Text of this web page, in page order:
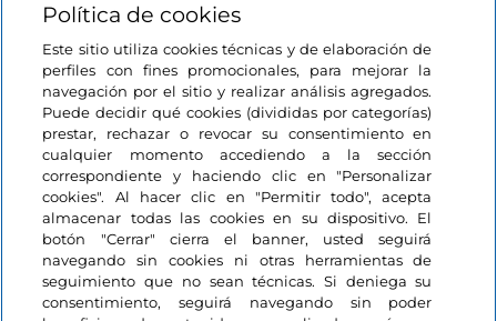
Estamos en contacto
Política de cookies
Este sitio utiliza cookies técnicas y de elaboración de
perfiles con fines promocionales, para mejorar la
navegación por el sitio y realizar análisis agregados.
Puede decidir qué cookies (divididas por categorías)
prestar, rechazar o revocar su consentimiento en
cualquier momento accediendo a la sección
correspondiente y haciendo clic en "Personalizar
cookies". Al hacer clic en "Permitir todo", acepta
almacenar todas las cookies en su dispositivo. El
botón "Cerrar" cierra el banner, usted seguirá
navegando sin cookies ni otras herramientas de
seguimiento que no sean técnicas. Si deniega su
consentimiento, seguirá navegando sin poder